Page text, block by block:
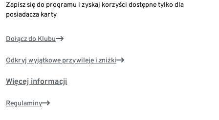
Zapisz się do programu i zyskaj korzyści dostępne tylko dla
posiadacza karty
Dołącz do Klubu
Odkryj wyjątkowe przywileje i zniżki
Więcej informacji
Regulaminy